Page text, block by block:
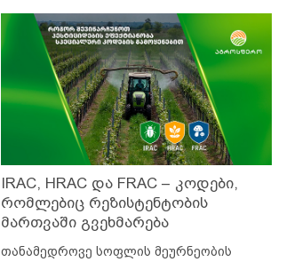
IRAC, HRAC და FRAC – კოდები,
რომლებიც რეზისტენტობის
მართვაში გვეხმარება
თანამედროვე სოფლის მეურნეობის